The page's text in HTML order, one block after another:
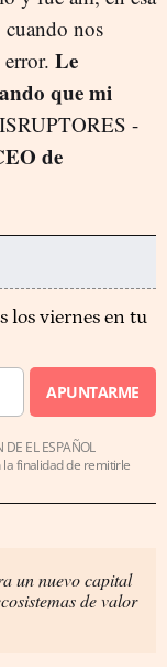
cuando nos
Le
que mi
-
de
los viernes en tu
APUNTARME
EL ESPAÑOL
la finalidad de remitirle
un nuevo capital
de valor